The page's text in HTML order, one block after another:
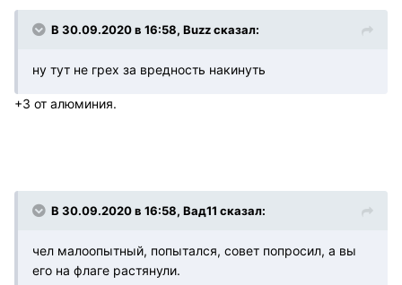
В 30.09.2020 в 16:58, Buzz сказал:
ну тут не грех за вредность накинуть
+3 от алюминия.
В 30.09.2020 в 16:58, Вад11 сказал:
чел малоопытный, попытался, совет попросил, а вы
его на флаге растянули.